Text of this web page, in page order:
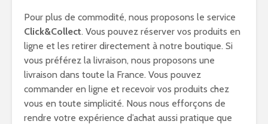
Pour plus de commodité, nous proposons le service
Click&Collect. Vous pouvez réserver vos produits en
ligne et les retirer directement à notre boutique. Si
vous préférez la livraison, nous proposons une
livraison dans toute la France. Vous pouvez
commander en ligne et recevoir vos produits chez
vous en toute simplicité. Nous nous efforçons de
rendre votre expérience d’achat aussi pratique que